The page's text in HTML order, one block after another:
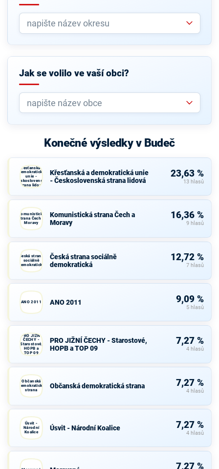
Jak se volilo ve vaší obci?
Konečné výsledky v Budeč
Křesťanská a
demokratická
unie -
Československá
strana lidová
Křesťanská a demokratická unie
- Československá strana lidová
23,63 %
13 hlasů
Komunistická
strana Čech a
Moravy
Komunistická strana Čech a
Moravy
16,36 %
9 hlasů
Česká strana
sociálně
demokratická
Česká strana sociálně
demokratická
12,72 %
7 hlasů
ANO 2011 ANO 2011 9,09 %
5 hlasů
PRO JIŽNÍ
ČECHY -
Starostové,
HOPB a
TOP 09
PRO JIŽNÍ ČECHY - Starostové,
HOPB a TOP 09
7,27 %
4 hlasů
Občanská
demokratická
strana
Občanská demokratická strana 7,27 %
4 hlasů
Úsvit -
Národní
Koalice
Úsvit - Národní Koalice 7,27 %
4 hlasů
7,27 %